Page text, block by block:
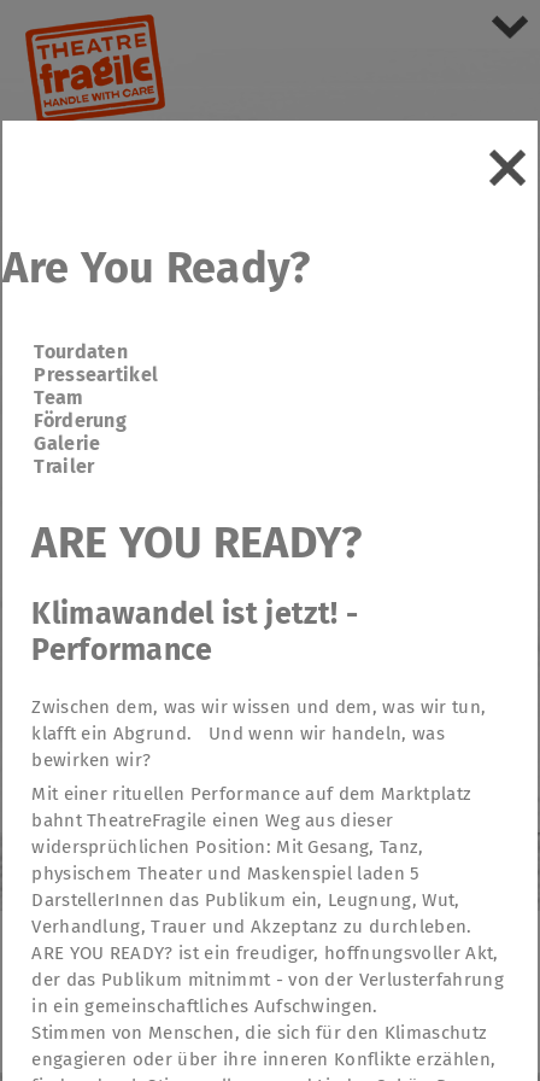
Are You Ready?
Tourdaten
Presseartikel
Team
Förderung
Galerie
Trailer
ARE YOU READY?
Klimawandel ist jetzt! -
Performance
Zwischen dem, was wir wissen und dem, was wir tun,
klafft ein Abgrund. Und wenn wir handeln, was
bewirken wir?
Mit einer rituellen Performance auf dem Marktplatz
bahnt TheatreFragile einen Weg aus dieser
widersprüchlichen Position: Mit Gesang, Tanz,
physischem Theater und Maskenspiel laden 5
DarstellerInnen das Publikum ein, Leugnung, Wut,
Verhandlung, Trauer und Akzeptanz zu durchleben.
ARE YOU READY? ist ein freudiger, hoffnungsvoller Akt,
der das Publikum mitnimmt - von der Verlusterfahrung
in ein gemeinschaftliches Aufschwingen.
Stimmen von Menschen, die sich für den Klimaschutz
engagieren oder über ihre inneren Konflikte erzählen,
TheatreFragile
Newsletter . Spenden . Förderung .
Impressum . Datenschutzerklärung